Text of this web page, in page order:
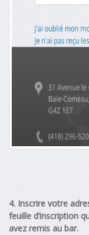
4. Inscrire votre
feuille d’inscription
avez remis au bar.